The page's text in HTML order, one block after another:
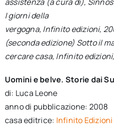
I giorni della
vergogna, Infinito edizioni,
(seconda edizione) Sotto il
cercare casa, Infinito
Uomini e belve. Storie dai
di: Luca Leone
anno di pubblicazione: 2008
casa editrice: Infinito Edizioni